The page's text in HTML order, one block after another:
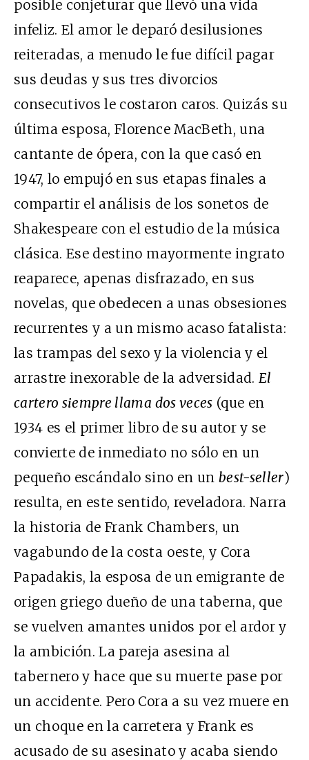
posible conjeturar que llevó una vida
infeliz. El amor le deparó desilusiones
reiteradas, a menudo le fue difícil pagar
sus deudas y sus tres divorcios
consecutivos le costaron caros. Quizás su
última esposa, Florence MacBeth, una
cantante de ópera, con la que casó en
1947, lo empujó en sus etapas finales a
compartir el análisis de los sonetos de
Shakespeare con el estudio de la música
clásica. Ese destino mayormente ingrato
reaparece, apenas disfrazado, en sus
novelas, que obedecen a unas obsesiones
recurrentes y a un mismo acaso fatalista:
las trampas del sexo y la violencia y el
arrastre inexorable de la adversidad. El
cartero siempre llama dos veces (que en
1934 es el primer libro de su autor y se
convierte de inmediato no sólo en un
pequeño escándalo sino en un best-seller)
resulta, en este sentido, reveladora. Narra
la historia de Frank Chambers, un
vagabundo de la costa oeste, y Cora
Papadakis, la esposa de un emigrante de
origen griego dueño de una taberna, que
se vuelven amantes unidos por el ardor y
la ambición. La pareja asesina al
tabernero y hace que su muerte pase por
un accidente. Pero Cora a su vez muere en
un choque en la carretera y Frank es
acusado de su asesinato y acaba siendo